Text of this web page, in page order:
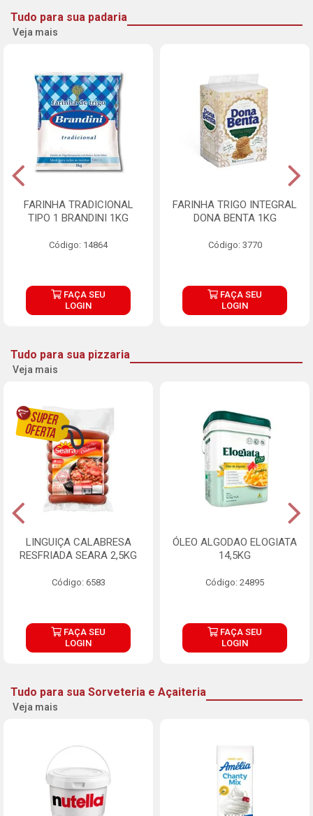
Tudo para sua padaria
Veja mais
FARINHA TRADICIONAL
TIPO 1 BRANDINI 1KG
Código: 14864
FAÇA SEU
LOGIN
FARINHA TRIGO INTEGRAL
DONA BENTA 1KG
Código: 3770
FAÇA SEU
LOGIN
Tudo para sua pizzaria
Veja mais
LINGUIÇA CALABRESA
RESFRIADA SEARA 2,5KG
Código: 6583
FAÇA SEU
LOGIN
ÓLEO ALGODAO ELOGIATA
14,5KG
Código: 24895
FAÇA SEU
LOGIN
Tudo para sua Sorveteria e Açaiteria
Veja mais